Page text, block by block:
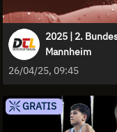
2025 | 2.
Mannheim
26/04/25, 09:45
GRATIS